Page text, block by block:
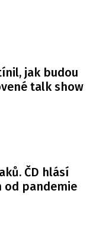
jak budou
talk show
ČD hlásí
od pandemie